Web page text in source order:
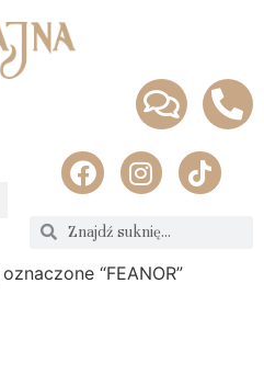
“FEANOR”